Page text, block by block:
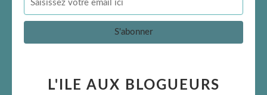
L'ILE AUX BLOGUEURS